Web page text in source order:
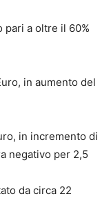
a oltre il 60%
in aumento del
in incremento di
negativo per 2,5
da circa 22